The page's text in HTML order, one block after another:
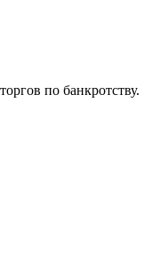
по банкротству.